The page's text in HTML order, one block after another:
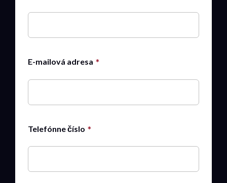
E-mailová adresa
Telefónne číslo